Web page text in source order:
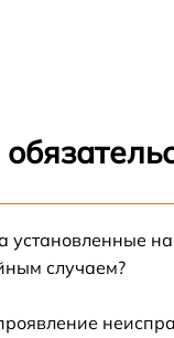
Замена
высоты,
установленные
случаем?